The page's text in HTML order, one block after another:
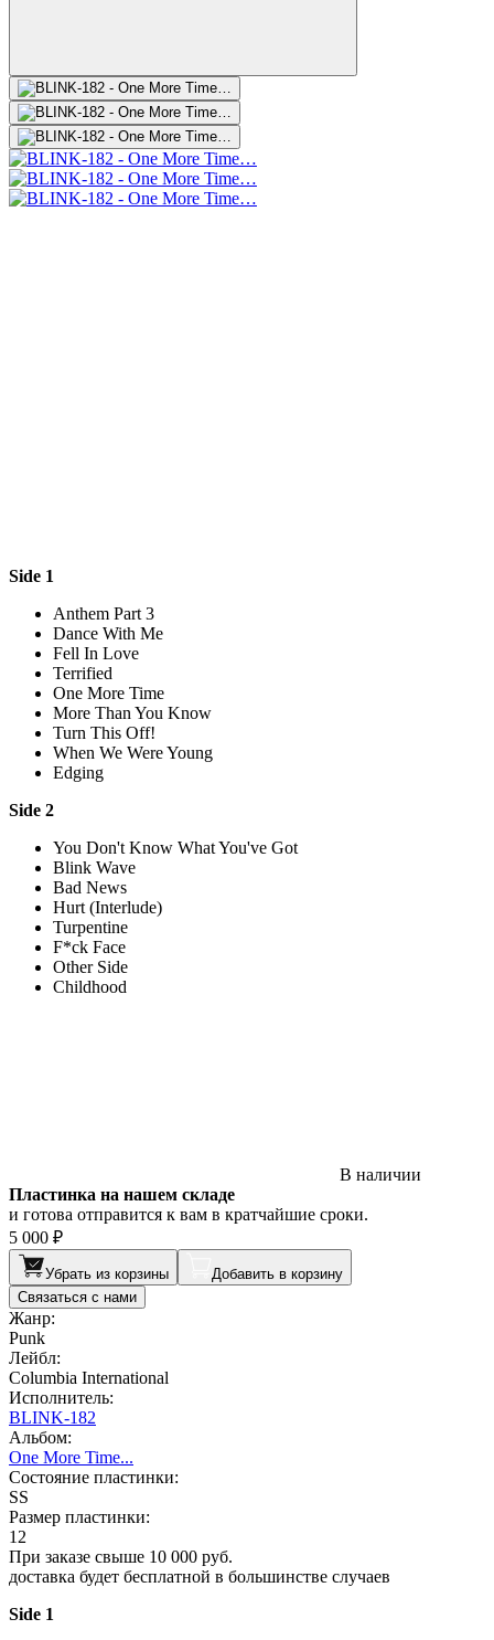
Side 1
Anthem Part 3
Dance With Me
Fell In Love
Terrified
One More Time
More Than You Know
Turn This Off!
When We Were Young
Edging
Side 2
You Don't Know What You've Got
Blink Wave
Bad News
Hurt (Interlude)
Turpentine
F*ck Face
Other Side
Childhood
В наличии
Пластинка на нашем складе
и готова отправится к вам в кратчайшие сроки.
5 000 ₽
Убрать из корзины
Добавить в корзину
Связаться с нами
Жанр:
Punk
Лейбл:
Columbia International
Исполнитель:
BLINK-182
Альбом:
One More Time...
Состояние пластинки:
SS
Размер пластинки:
12
При заказе свыше 10 000 руб.
доставка будет бесплатной в большинстве случаев
Side 1